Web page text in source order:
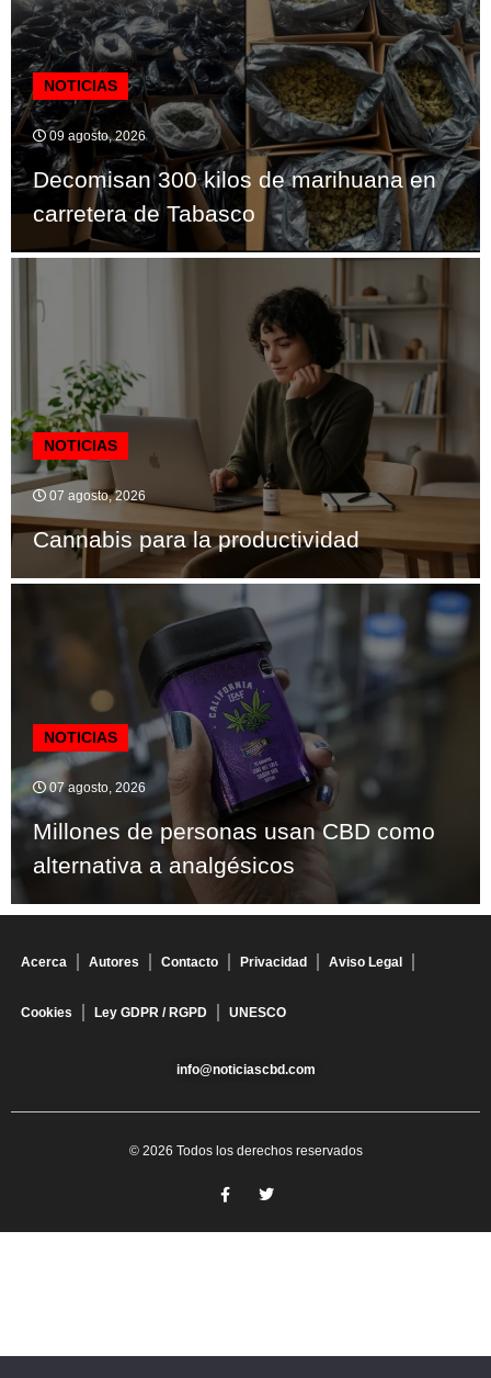
NOTICIAS
09 agosto, 2026
Decomisan 300 kilos de marihuana en
carretera de Tabasco
NOTICIAS
07 agosto, 2026
Cannabis para la productividad
NOTICIAS
07 agosto, 2026
Millones de personas usan CBD como
alternativa a analgésicos
Acerca Autores Contacto Privacidad Aviso Legal
Cookies Ley GDPR / RGPD UNESCO
info@noticiascbd.com
© 2026 Todos los derechos reservados